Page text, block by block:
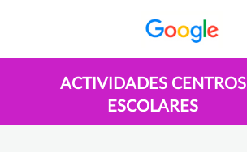
ACTIVIDADES CENTROS
ESCOLARES